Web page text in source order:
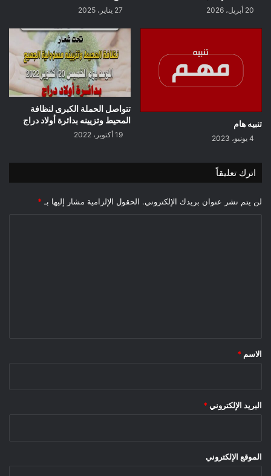
20 أبريل، 2026 27 يناير، 2025
تنبيه هام
4 يونيو، 2023
تتواصل الحملة الكبرى لنظافة
المحيط وتزيينه بدائرة أولاد دراج
19 أكتوبر، 2022
اترك تعليقاً
لن يتم نشر عنوان بريدك الإلكتروني. الحقول الإلزامية مشار إليها بـ *
*
الاسم *
البريد الإلكتروني *
الموقع الإلكتروني